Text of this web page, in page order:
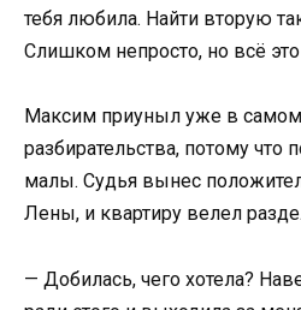
тебя любила. Найти вторую
Слишком непросто, но всё
Максим приуныл уже в самом
разбирательства, потому что
малы. Судья вынес
Лены, и квартиру велел
— Добилась, чего хотела?